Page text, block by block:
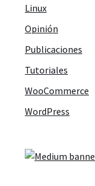
Linux
Opinión
Publicaciones
Tutoriales
WooCommerce
WordPress